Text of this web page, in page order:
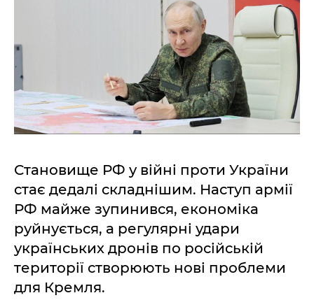
Становище РФ у війні проти України
стає дедалі складнішим. Наступ армії
РФ майже зупинився, економіка
руйнується, а регулярні удари
українських дронів по російській
території створюють нові проблеми
для Кремля.